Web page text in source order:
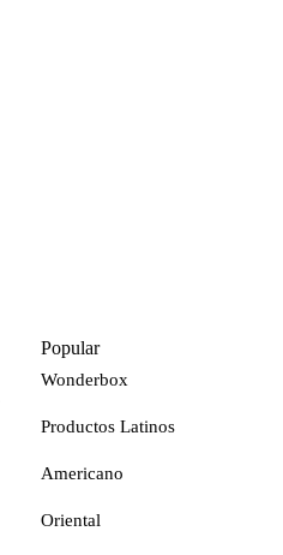
Popular
Wonderbox
Productos Latinos
Americano
Oriental